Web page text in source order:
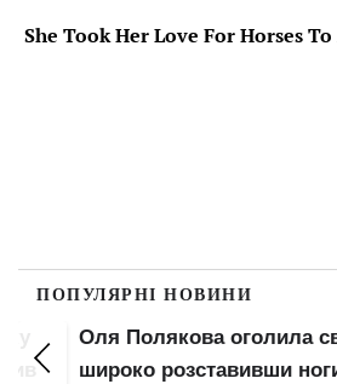
ПОПУЛЯРНІ НОВИНИ
Оля Полякова оголила
широко розставивши